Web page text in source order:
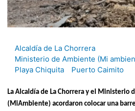
Alcaldía de La Chorrera
Ministerio de Ambiente (Mi
Playa Chiquita
Puerto Caimito
La Alcaldía de La Chorrera y el Ministerio
(MiAmbiente) acordaron colocar una